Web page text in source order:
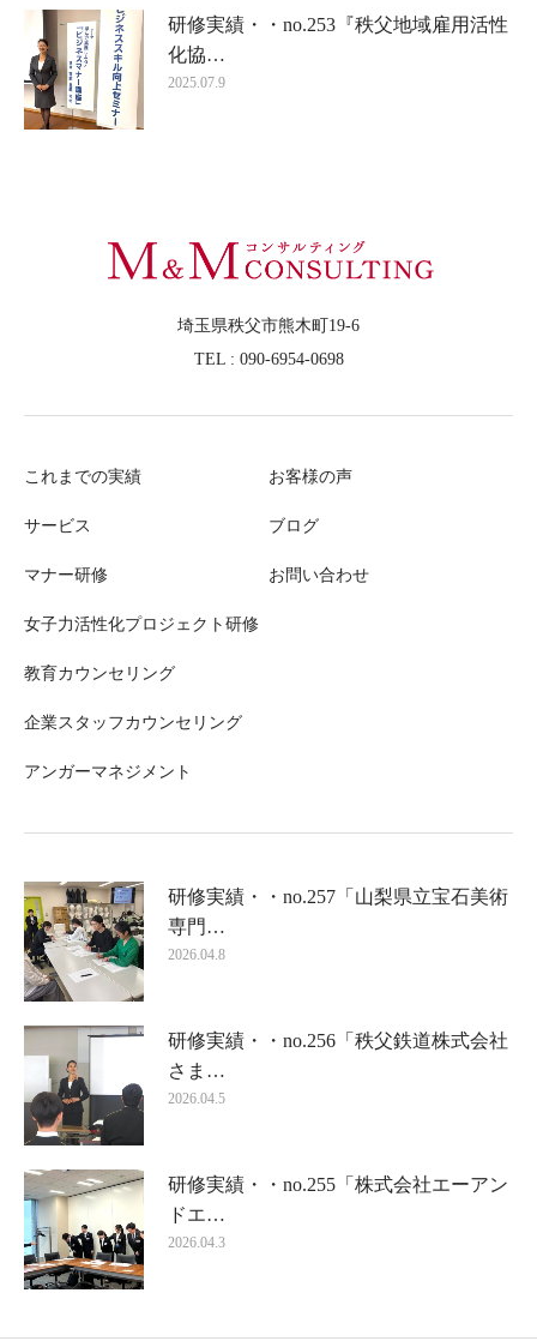
研修実績・・no.253『秩父地域雇用活性
化協…
2025.07.9
埼玉県秩父市熊木町19-6
TEL : 090-6954-0698
これまでの実績
サービス
マナー研修
女子力活性化プロジェクト研修
教育カウンセリング
企業スタッフカウンセリング
アンガーマネジメント
お客様の声
ブログ
お問い合わせ
研修実績・・no.257「山梨県立宝石美術
専門…
2026.04.8
研修実績・・no.256「秩父鉄道株式会社
さま…
2026.04.5
研修実績・・no.255「株式会社エーアン
ドエ…
2026.04.3